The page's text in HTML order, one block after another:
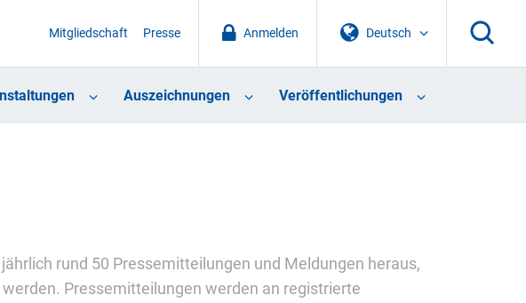
Deutsch
Anmelden
Mitgliedschaft Presse
Auszeichnungen Veröffentlichungen
rund 50 Pressemitteilungen und Meldungen heraus,
Pressemitteilungen werden an registrierte